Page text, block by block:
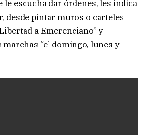
le escucha dar órdenes, les indica
desde pintar muros o carteles
a Emerenciano” y
“el domingo, lunes y